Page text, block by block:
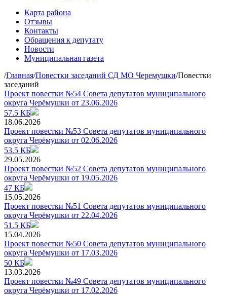
Карта района
Отзывы
Контакты
Обращения к депутату
Новости
Муниципальная газета
/Главная/Повестки заседаний СД МО Черемушки/Повестки
заседаний
Проект повестки №54 Совета депутатов муниципального
округа Черёмушки от 23.06.2026
57.5 КБ
18.06.2026
Проект повестки №53 Совета депутатов муниципального
округа Черёмушки от 02.06.2026
53.5 КБ
29.05.2026
Проект повестки №52 Совета депутатов муниципального
округа Черёмушки от 19.05.2026
47 КБ
15.05.2026
Проект повестки №51 Совета депутатов муниципального
округа Черёмушки от 22.04.2026
51.5 КБ
15.04.2026
Проект повестки №50 Совета депутатов муниципального
округа Черёмушки от 17.03.2026
50 КБ
13.03.2026
Проект повестки №49 Совета депутатов муниципального
округа Черёмушки от 17.02.2026